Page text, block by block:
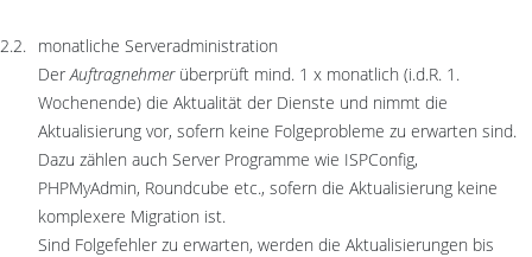
monatliche Serveradministration
DerAuftragnehmerüberprüft mind. 1 x monatlich (i.d.R. 1.
Wochenende) die Aktualität der Dienste und nimmt die
Aktualisierung vor, sofern keine Folgeprobleme zu erwarten sind.
Dazu zählen auch Server Programme wie ISPConfig,
PHPMyAdmin, Roundcube etc., sofern die Aktualisierung keine
komplexere Migration ist.
Sind Folgefehler zu erwarten, werden die Aktualisierungen bis